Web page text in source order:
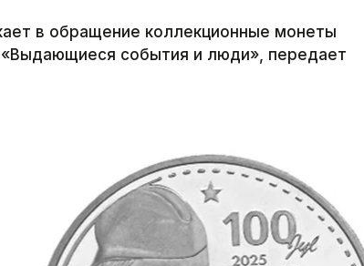
в обращение коллекционные монеты
«Выдающиеся события и люди», передает